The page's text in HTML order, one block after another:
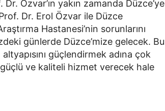
Özvar’ın yakın zamanda Düzce’ye
Dr. Erol Özvar ile Düzce
Hastanesi’nin sorunlarını
günlerde Düzce’mize gelecek. Bu
güçlendirmek adına çok
ve kaliteli hizmet verecek hale